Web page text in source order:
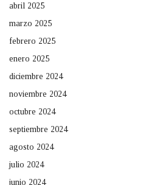
abril 2025
marzo 2025
febrero 2025
enero 2025
diciembre 2024
noviembre 2024
octubre 2024
septiembre 2024
agosto 2024
julio 2024
junio 2024